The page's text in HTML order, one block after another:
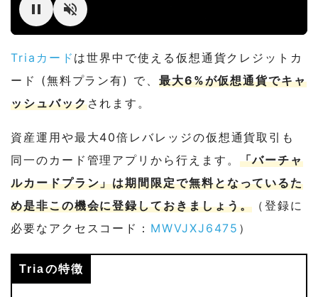
Triaカード は世界中で使える仮想通貨クレジットカ
ード (無料プラン有) で、 最大6%が仮想通貨でキャ
ッシュバックされます。
資産運用や最大40倍レバレッジの仮想通貨取引も
同一のカード管理アプリから行えます。 「バーチャ
ルカードプラン」は期間限定で無料となっているた
め是非この機会に登録しておきましょう。 （登録に
必要なアクセスコード： MWVJXJ6475 ）
Triaの特徴